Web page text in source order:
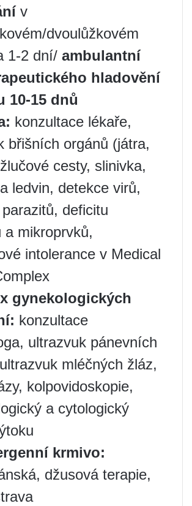
v
dvoulůžkovém
1-2 dní/ ambulantní
hladovění
10-15 dnů
konzultace lékaře,
břišních orgánů (játra,
cesty, slinivka,
ledvin, detekce virů,
deficitu
a mikroprvků,
intolerance v Medical
gynekologických
konzultace
ultrazvuk pánevních
mléčných žláz,
kolpovidoskopie,
a cytologický
krmivo:
džusová terapie,